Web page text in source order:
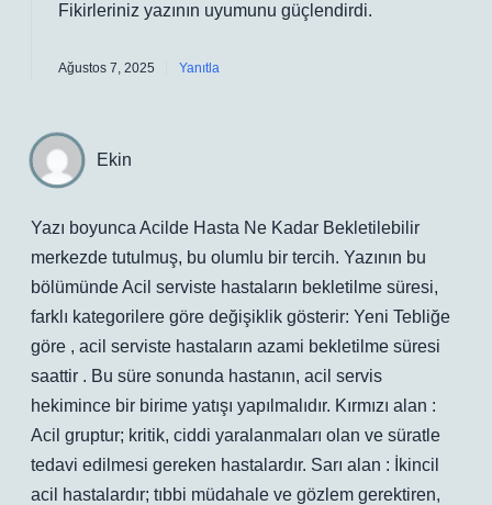
Fikirleriniz yazının uyumunu güçlendirdi.
Ağustos 7, 2025 Yanıtla
Ekin
Yazı boyunca Acilde Hasta Ne Kadar Bekletilebilir
merkezde tutulmuş, bu olumlu bir tercih. Yazının bu
bölümünde Acil serviste hastaların bekletilme süresi,
farklı kategorilere göre değişiklik gösterir: Yeni Tebliğe
göre , acil serviste hastaların azami bekletilme süresi
saattir . Bu süre sonunda hastanın, acil servis
hekimince bir birime yatışı yapılmalıdır. Kırmızı alan :
Acil gruptur; kritik, ciddi yaralanmaları olan ve süratle
tedavi edilmesi gereken hastalardır. Sarı alan : İkincil
acil hastalardır; tıbbi müdahale ve gözlem gerektiren,